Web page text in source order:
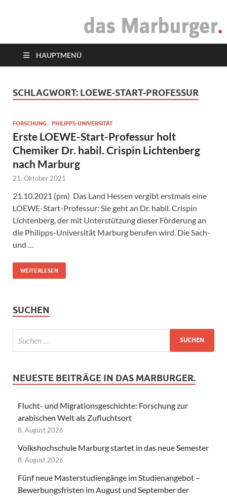
das Marburger.
HAUPTMENÜ
SCHLAGWORT: LOEWE-START-PROFESSUR
FORSCHUNG / PHILIPPS-UNIVERSITÄT
Erste LOEWE-Start-Professur holt
Chemiker Dr. habil. Crispin Lichtenberg
nach Marburg
21. Oktober 2021
21.10.2021 (pm) Das Land Hessen vergibt erstmals eine
LOEWE-Start-Professur: Sie geht an Dr. habil. Crispin
Lichtenberg, der mit Unterstützung dieser Förderung an
die Philipps-Universität Marburg berufen wird. Die Sach-
und …
WEITERLESEN
SUCHEN
NEUESTE BEITRÄGE IN DAS MARBURGER.
Flucht- und Migrationsgeschichte: Forschung zur
arabischen Welt als Zufluchtsort
8. August 2026
Volkshochschule Marburg startet in das neue Semester
8. August 2026
Fünf neue Masterstudiengänge im Studienangebot –
Bewerbungsfristen im August und September der